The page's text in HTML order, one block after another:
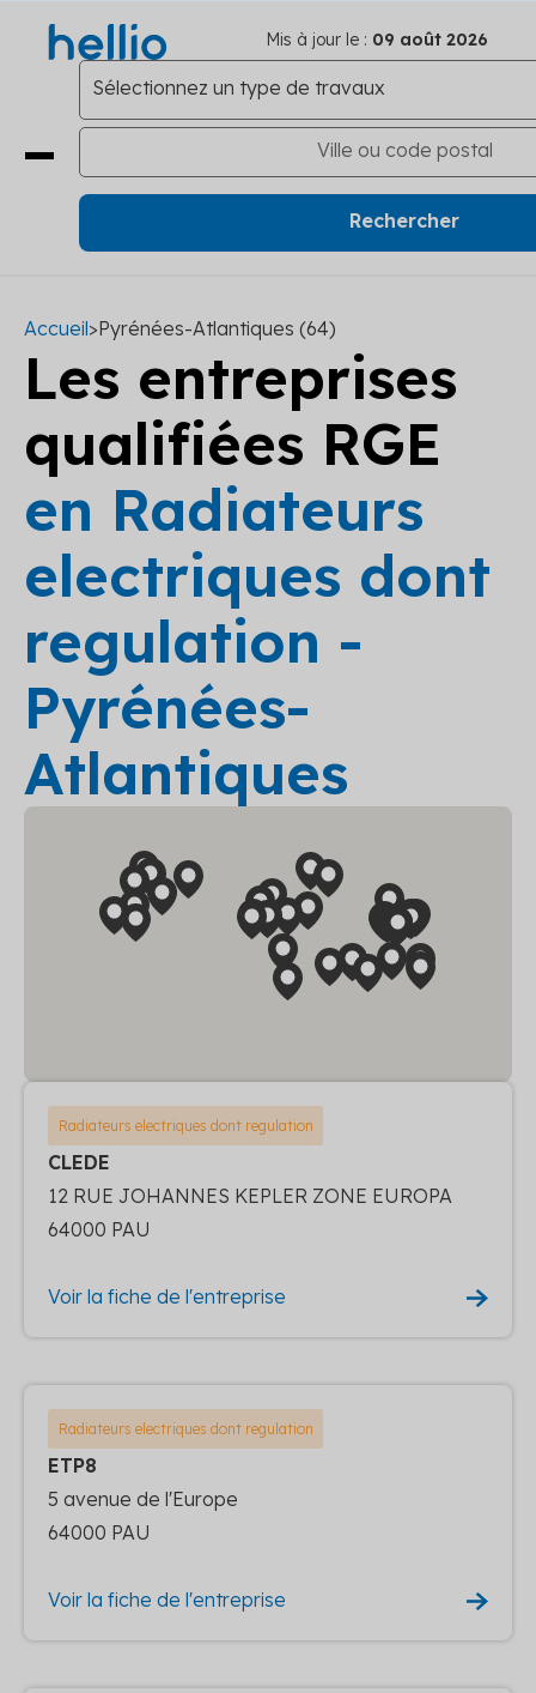
Mis à jour le : 09 août 2026
Accueil>Pyrénées-Atlantiques (64)
Les entreprises
qualifiées RGE
en Radiateurs
electriques dont
regulation -
Pyrénées-
Atlantiques
Radiateurs electriques dont regulation
CLEDE
12 RUE JOHANNES KEPLER ZONE EUROPA
64000 PAU
Voir la fiche de l'entreprise
Radiateurs electriques dont regulation
ETP8
5 avenue de l'Europe
64000 PAU
Voir la fiche de l'entreprise